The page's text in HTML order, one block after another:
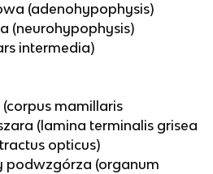
(adenohypophysis)
(neurohypophysis)
intermedia)
mamillaris
(lamina terminalis grisea
opticus)
podwzgórza (organum